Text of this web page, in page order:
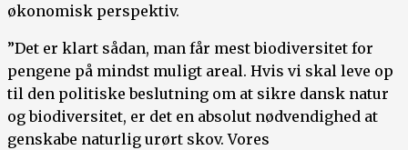
økonomisk perspektiv.
”Det er klart sådan, man får mest biodiversitet for
pengene på mindst muligt areal. Hvis vi skal leve op
til den politiske beslutning om at sikre dansk natur
og biodiversitet, er det en absolut nødvendighed at
genskabe naturlig urørt skov. Vores